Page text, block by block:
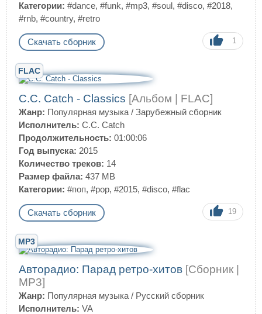
Категории: #dance, #funk, #mp3, #soul, #disco, #2018,
#rnb, #country, #retro
Скачать сборник 1
FLAC
C.C. Catch - Classics [Альбом | FLAC]
Жанр: Популярная музыка / Зарубежный сборник
Исполнитель: C.C. Catch
Продолжительность: 01:00:06
Год выпуска: 2015
Количество треков: 14
Размер файла: 437 MB
Категории: #поп, #pop, #2015, #disco, #flac
Скачать сборник 19
MP3
Авторадио: Парад ретро-хитов [Сборник |
MP3]
Жанр: Популярная музыка / Русский сборник
Исполнитель: VA